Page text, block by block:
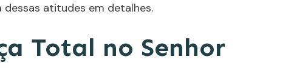
atitudes em detalhes.
Total no Senhor